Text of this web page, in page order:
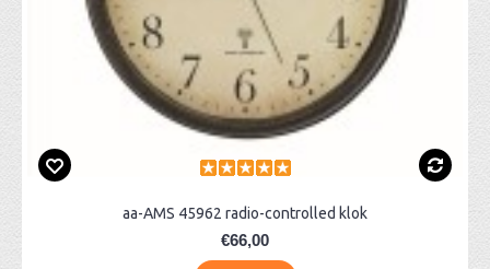
aa-AMS 45962 radio-controlled klok
€66,00